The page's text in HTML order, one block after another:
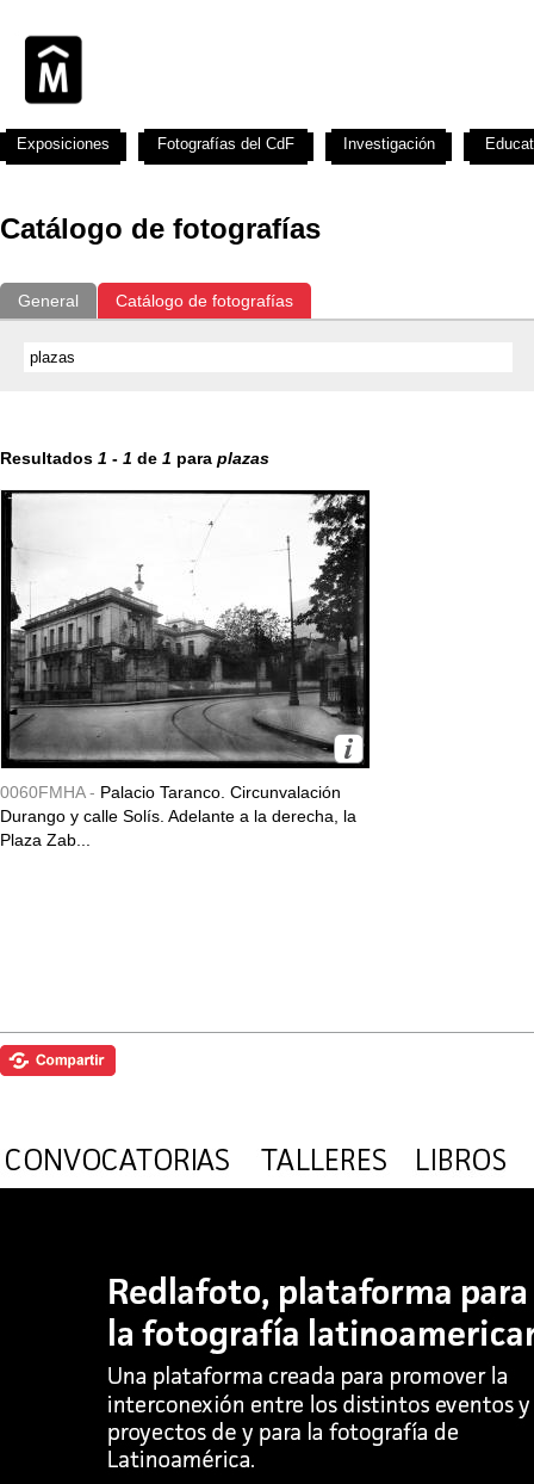
Catálogo de fotografías
General Catálogo de fotografías
Resultados 1 - 1 de 1 para plazas
0060FMHA - Palacio Taranco. Circunvalación
Durango y calle Solís. Adelante a la derecha, la
Plaza Zab...
Exposiciones Fotografías del CdF Investigación